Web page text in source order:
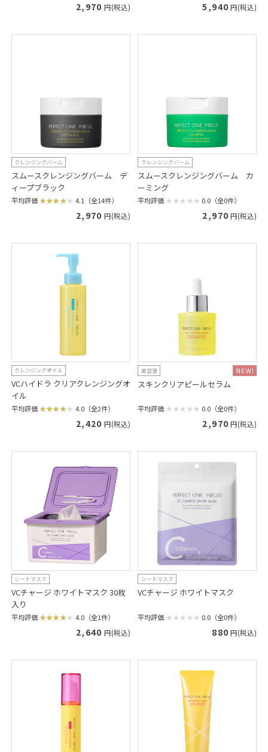
2,970 円(税込) 5,940 円(税込)
クレンジングバーム
スムースクレンジングバーム デ
ィープブラック
平均評価 4.1（全14件）
2,970 円(税込)
クレンジングバーム
スムースクレンジングバーム カ
ーミング
平均評価 0.0（全0件）
2,970 円(税込)
クレンジングオイル
VCハイドラ クリアクレンジングオ
イル
平均評価 4.0（全2件）
2,420 円(税込)
美容液
スキンクリアピールセラム
平均評価 0.0（全0件）
2,970 円(税込)
シートマスク
VCチャージ ホワイトマスク 30枚
入り
平均評価 4.0（全1件）
2,640 円(税込)
シートマスク
VCチャージ ホワイトマスク
平均評価 0.0（全0件）
880 円(税込)